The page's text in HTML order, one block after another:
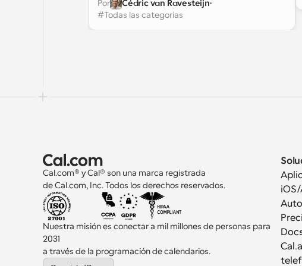
2026. Te permite consolidar varios gastos
empresariales, como infraestructura y
personal, en un solo costo de suscripción.
Por
Cédric van Ravesteijn
#Todas las categorías
Cal.com® y Cal® son una marca registrada
de Cal.com, Inc. Todos los derechos reservados.
Nuestra misión es conectar a mil millones de personas para
2031
a través de la programación de calendarios.
Select Language